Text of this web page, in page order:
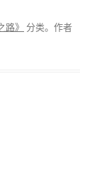
路》 分类。 作者